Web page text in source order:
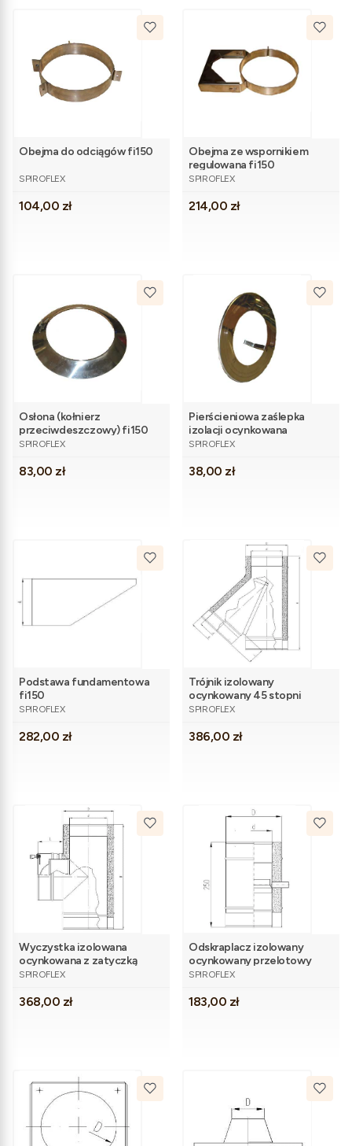
Obejma do odciągów fi150
PRODUCENT
SPIROFLEX
Cena
104,00 zł
Obejma ze wspornikiem
regulowana fi150
PRODUCENT
SPIROFLEX
Cena
214,00 zł
Osłona (kołnierz
przeciwdeszczowy) fi150
PRODUCENT
SPIROFLEX
Cena
83,00 zł
Pierścieniowa zaślepka
izolacji ocynkowana
fi100/150
PRODUCENT
SPIROFLEX
Cena
38,00 zł
Podstawa fundamentowa
fi150
PRODUCENT
SPIROFLEX
Cena
282,00 zł
Trójnik izolowany
ocynkowany 45 stopni
fi100/150
PRODUCENT
SPIROFLEX
Cena
386,00 zł
Wyczystka izolowana
ocynkowana z zatyczką
fi100/150
PRODUCENT
SPIROFLEX
Cena
368,00 zł
Odskraplacz izolowany
ocynkowany przelotowy
fi100/150
PRODUCENT
SPIROFLEX
Cena
183,00 zł